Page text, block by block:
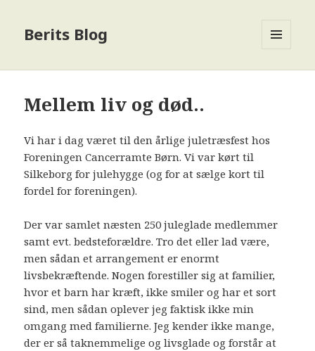
Berits Blog
Mellem liv og død..
Vi har i dag været til den årlige juletræsfest hos
Foreningen Cancerramte Børn. Vi var kørt til
Silkeborg for julehygge (og for at sælge kort til
fordel for foreningen).
Der var samlet næsten 250 juleglade medlemmer
samt evt. bedsteforældre. Tro det eller lad være,
men sådan et arrangement er enormt
livsbekræftende. Nogen forestiller sig at familier,
hvor et barn har kræft, ikke smiler og har et sort
sind, men sådan oplever jeg faktisk ikke min
omgang med familierne. Jeg kender ikke mange,
der er så taknemmelige og livsglade og forstår at